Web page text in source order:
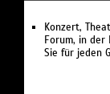
Konzert,
Forum, in der
Sie für jeden